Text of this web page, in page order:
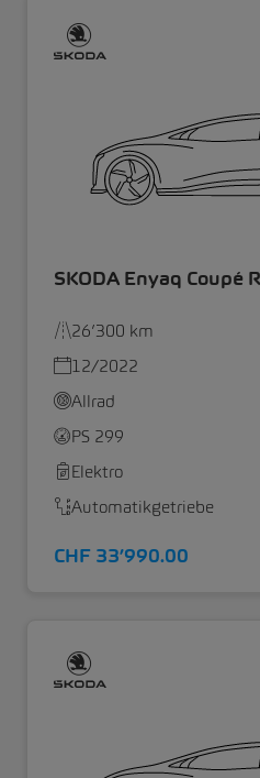
SKODA Enyaq Coupé
26’300 km
12/2022
Allrad
PS 299
Elektro
Automatikgetriebe
CHF 33’990.00